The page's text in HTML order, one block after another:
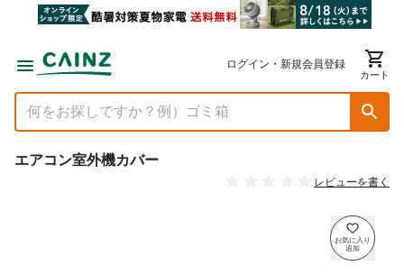
ログイン・新規会員登録
カート
エアコン室外機カバー
レビューを書く